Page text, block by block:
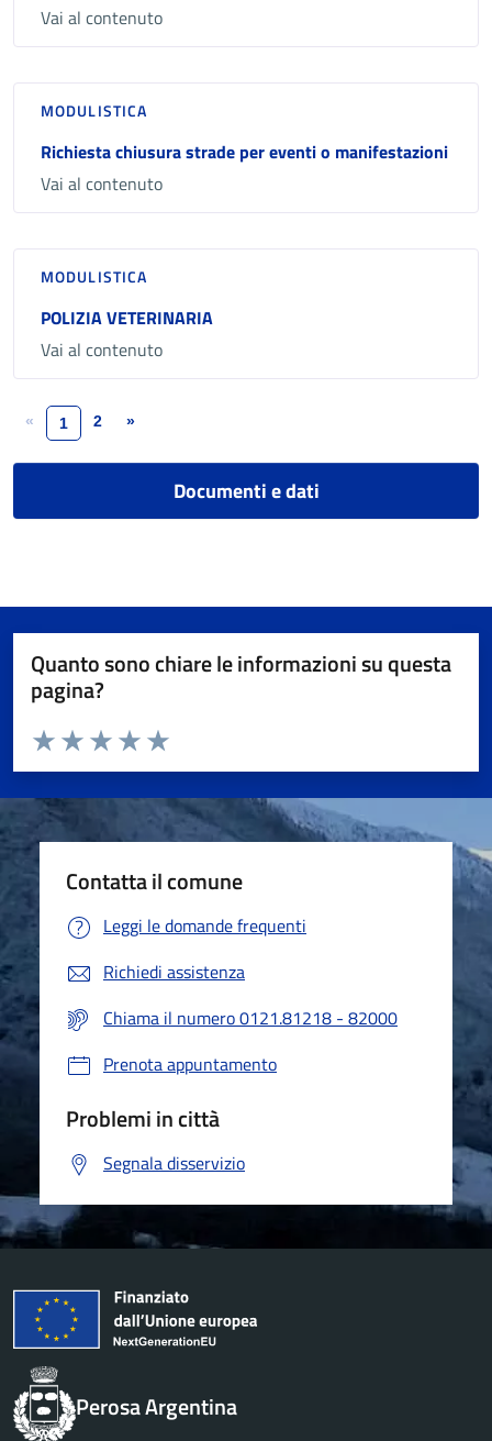
Vai al contenuto
MODULISTICA
Richiesta chiusura strade per eventi o manifestazioni
Vai al contenuto
MODULISTICA
POLIZIA VETERINARIA
Vai al contenuto
« 1 2 »
Documenti e dati
Quanto sono chiare le informazioni su questa
pagina?
Valuta da 1 a 5 stelle la pagina
Valuta 5 stelle su 5
Valuta 4 stelle su 5
Valuta 3 stelle su 5
Valuta 2 stelle su 5
Valuta 1 stelle su 5
Contatta il comune
Leggi le domande frequenti
Richiedi assistenza
Chiama il numero 0121.81218 - 82000
Prenota appuntamento
Problemi in città
Segnala disservizio
Perosa Argentina